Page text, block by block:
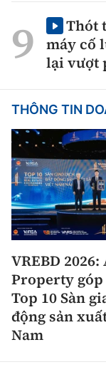
Thót
máy cố
lại vượt
THÔNG TIN
VREBD 2026:
Property
Top 10 Sàn
động sản
Nam